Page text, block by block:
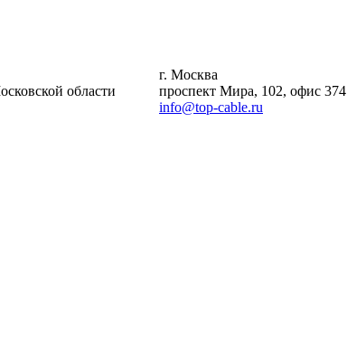
области
г. Москва
проспект Мира, 102, офис 374
info@top-cable.ru